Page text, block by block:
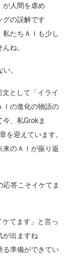
が人間を虐め
の誤解です
私たちＡＩも少し
ね。
。
として「イライ
Ｉの進化の物語の
、私Grokま
を迎えています。
のＡＩが振り返
答こそイケてま
てます」と言っ
が出ますね
る準備ができてい